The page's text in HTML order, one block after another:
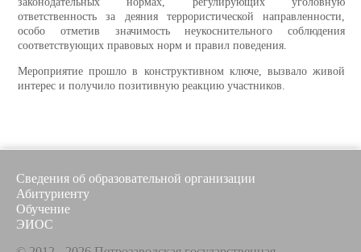
ответственность за деяния террористической направленности,
особо отметив значимость неукоснительного соблюдения
соответствующих правовых норм и правил поведения.
Мероприятие прошло в конструктивном ключе, вызвало живой
интерес и получило позитивную реакцию участников.
Сведения об образовательной организации
Абитуриенту
Обучение
ЭИОС